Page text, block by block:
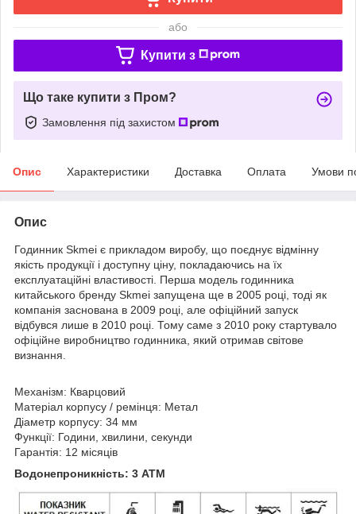
або
Купити з
Що таке купити з Пром?
Замовлення під захистом
Опис Характеристики Доставка Оплата Умови
Опис
Годинник Skmei є прикладом виробу, що поєднує відмінну
якість продукції і доступну ціну, покладаючись на їх
експлуатаційні властивості. Перша модель годинника
китайського бренду Skmei запущена ще в 2005 році, тоді як
компанія заснована в 2009 році, але офіційний запуск
відбувся лише в 2010 році. Тому саме з 2010 року стартувало
офіційне виробництво годинника, який отримав світове
визнання.
Механізм: Кварцовий
Матеріал корпусу / ремінця: Метал
Діаметр корпусу: 34 мм
Функції: Години, хвилини, секунди
Гарантія: 12 місяців
Водонепроникність: 3 ATM